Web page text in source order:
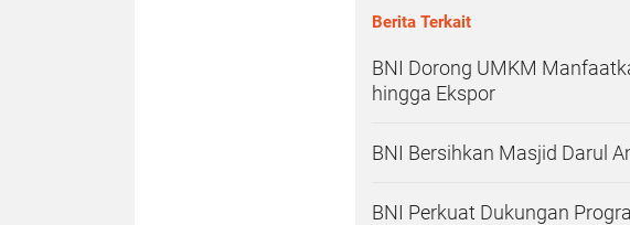
Berita Terkait
BNI Dorong UMKM
hingga Ekspor
BNI Bersihkan Masjid Darul
BNI Perkuat Dukungan